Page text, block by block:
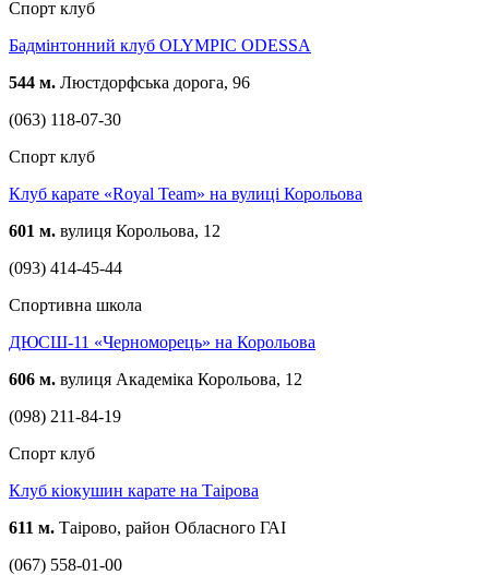
Спорт клуб
Бадмінтонний клуб OLYMPIC ODESSA
544 м. Люстдорфська дорога, 96
(063) 118-07-30
Спорт клуб
Клуб карате «Royal Team» на вулиці Корольова
601 м. вулиця Корольова, 12
(093) 414-45-44
Спортивна школа
ДЮСШ-11 «Черноморець» на Корольова
606 м. вулиця Академіка Корольова, 12
(098) 211-84-19
Спорт клуб
Клуб кіокушин карате на Таірова
611 м. Таірово, район Обласного ГАІ
(067) 558-01-00